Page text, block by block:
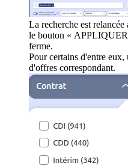
La recherche est
le bouton «
ferme.
Pour certains d'entre
d'offres correspondant.